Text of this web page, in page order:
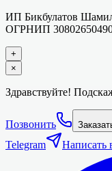
ИП Бикбулатов
ОГРНИП
+
×
Здравствуйте!
Позвонить
Telegram
Написать